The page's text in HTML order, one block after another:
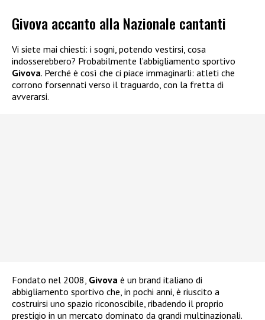
Givova accanto alla Nazionale cantanti
Vi siete mai chiesti: i sogni, potendo vestirsi, cosa
indosserebbero? Probabilmente l’abbigliamento sportivo
Givova. Perché è così che ci piace immaginarli: atleti che
corrono forsennati verso il traguardo, con la fretta di
avverarsi.
Fondato nel 2008, Givova è un brand italiano di
abbigliamento sportivo che, in pochi anni, è riuscito a
costruirsi uno spazio riconoscibile, ribadendo il proprio
prestigio in un mercato dominato da grandi multinazionali.